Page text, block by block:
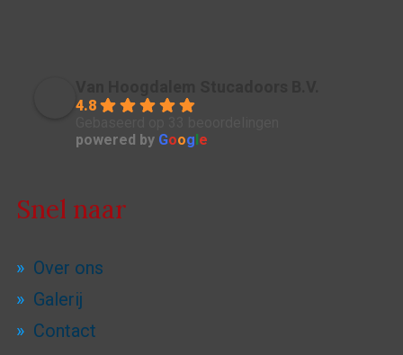
4.8
powered by Goog e
Snel naar
Over ons
Galerij
Contact